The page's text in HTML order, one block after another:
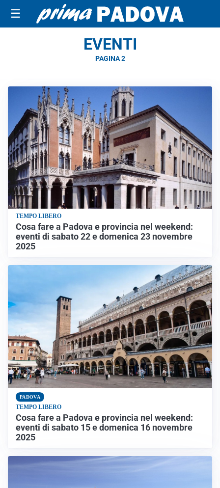
☰
EVENTI
PAGINA 2
TEMPO LIBERO
Cosa fare a Padova e provincia nel weekend:
eventi di sabato 22 e domenica 23 novembre
2025
PADOVA
TEMPO LIBERO
Cosa fare a Padova e provincia nel weekend:
eventi di sabato 15 e domenica 16 novembre
2025